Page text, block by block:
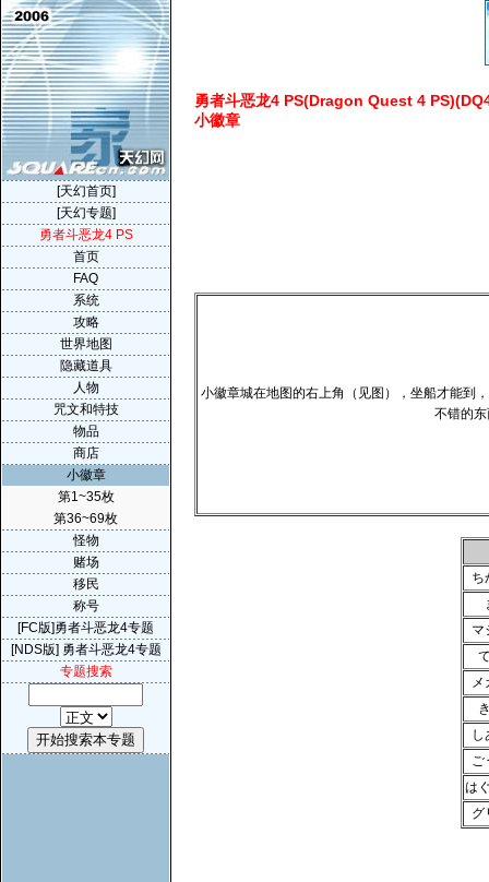
勇者斗恶龙4 PS(Dragon Quest 4
小徽章
小徽章城在地图的右上角（见图），坐船才能到
不错的
ち
マ
メ
し
ご
は
グ
[天幻首页]
[天幻专题]
勇者斗恶龙4 PS
首页
FAQ
系统
攻略
世界地图
隐藏道具
人物
咒文和特技
物品
商店
小徽章
第1~35枚
第36~69枚
怪物
赌场
移民
称号
[FC版]勇者斗恶龙4专题
[NDS版] 勇者斗恶龙4专题
专题搜索